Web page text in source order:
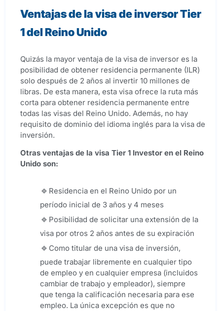
Ventajas de la visa de inversor Tier
1 del Reino Unido
Quizás la mayor ventaja de la visa de inversor es la
posibilidad de obtener residencia permanente (ILR)
solo después de 2 años al invertir 10 millones de
libras. De esta manera, esta visa ofrece la ruta más
corta para obtener residencia permanente entre
todas las visas del Reino Unido. Además, no hay
requisito de dominio del idioma inglés para la visa de
inversión.
Otras ventajas de la visa Tier 1 Investor en el Reino
Unido son:
Residencia en el Reino Unido por un
período inicial de 3 años y 4 meses
Posibilidad de solicitar una extensión de la
visa por otros 2 años antes de su expiración
Como titular de una visa de inversión,
puede trabajar libremente en cualquier tipo
de empleo y en cualquier empresa (incluidos
cambiar de trabajo y empleador), siempre
que tenga la calificación necesaria para ese
empleo. La única excepción es que no